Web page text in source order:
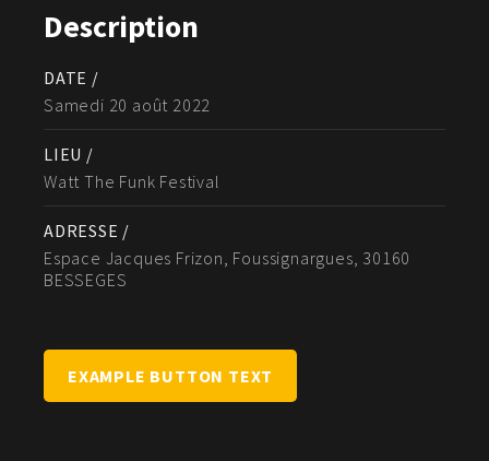
Description
DATE /
Samedi 20 août 2022
LIEU /
Watt The Funk Festival
ADRESSE /
Espace Jacques Frizon, Foussignargues, 30160
BESSEGES
EXAMPLE BUTTON TEXT